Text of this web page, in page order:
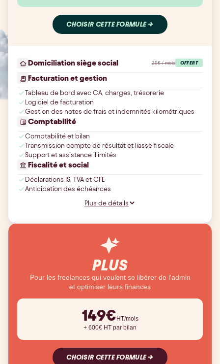
CHOISIR CETTE FORMULE →
Domiciliation siège social 20€ / mois OFFERT
Facturation et gestion
Tableau de bord avec CA, charges, trésorerie
Logiciel de facturation
Gestion des notes de frais et indemnités kilométriques
Comptabilité
Comptabilité et bilan
Transmission compte de résultat et liasse fiscale
Support et assistance illimités
Fiscalité et social
Déclarations IS, TVA et CFE
Anticipation des échéances
Plus de détails
PLUS
Pour les freelances qui veulent se libérer de l'admin
et optimiser leurs finances
149€HT/mois
+ 600€ HT par bilan
CHOISIR CETTE FORMULE →